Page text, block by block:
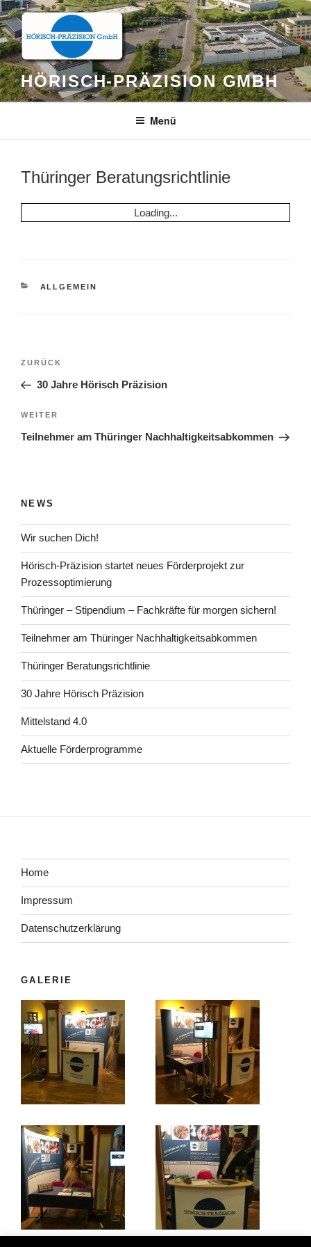
Zum
Inhalt
springen
HÖRISCH-PRÄZISION GMBH
Menü
Thüringer Beratungsrichtlinie
Loading...
KATEGORIEN
ALLGEMEIN
Beitragsnavigation
Vorheriger
Beitrag
ZURÜCK
30 Jahre Hörisch Präzision
Nächster
Beitrag
WEITER
Teilnehmer am Thüringer Nachhaltigkeitsabkommen
NEWS
Wir suchen Dich!
Hörisch-Präzision startet neues Förderprojekt zur
Prozessoptimierung
Thüringer – Stipendium – Fachkräfte für morgen sichern!
Teilnehmer am Thüringer Nachhaltigkeitsabkommen
Thüringer Beratungsrichtlinie
30 Jahre Hörisch Präzision
Mittelstand 4.0
Aktuelle Förderprogramme
Home
Impressum
Datenschutzerklärung
GALERIE